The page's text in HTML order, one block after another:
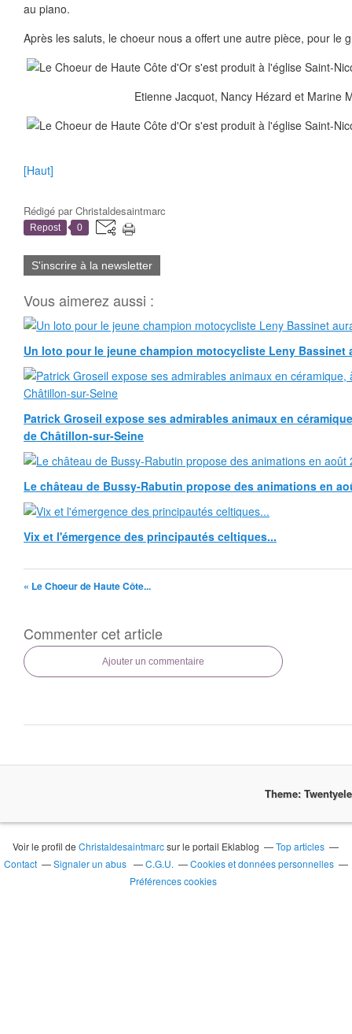
au piano.
Après les saluts, le choeur nous a offert une autre pièce, pour le
Etienne Jacquot, Nancy Hézard et Marine
[Haut]
Rédigé parChristaldesaintmarc
Repost 0
S'inscrire à la newsletter
Vous aimerez aussi :
Un loto pour le jeune champion motocycliste Leny Bassinet
Patrick Groseil expose ses admirables animaux en
de Châtillon-sur-Seine
Le château de Bussy-Rabutin propose des animations en
Vix et l'émergence des principautés celtiques...
« Le Choeur de Haute Côte...
Commenter cet article
Ajouter un commentaire
Theme:
Voir le profil deChristaldesaintmarcsur le portail Eklablog
Top articles
Contact
Signaler un abus C.G.U.
Cookies et données personnelles
Préférences cookies